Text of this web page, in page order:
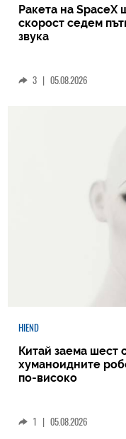
Ракета на SpaceX
скорост седем
звука
3 | 05.08.2026
HIEND
Китай заема шест
хуманоидните
по-високо
1 | 05.08.2026